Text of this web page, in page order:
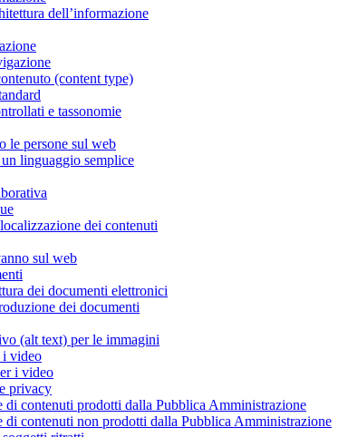
dell’informazione
(content type)
e tassonomie
le persone sul web
linguaggio semplice
dei contenuti
sul web
dei documenti elettronici
dei documenti
(alt text) per le immagini
i video
i video
privacy
di contenuti prodotti dalla Pubblica Amministrazione
di contenuti non prodotti dalla Pubblica Amministrazione